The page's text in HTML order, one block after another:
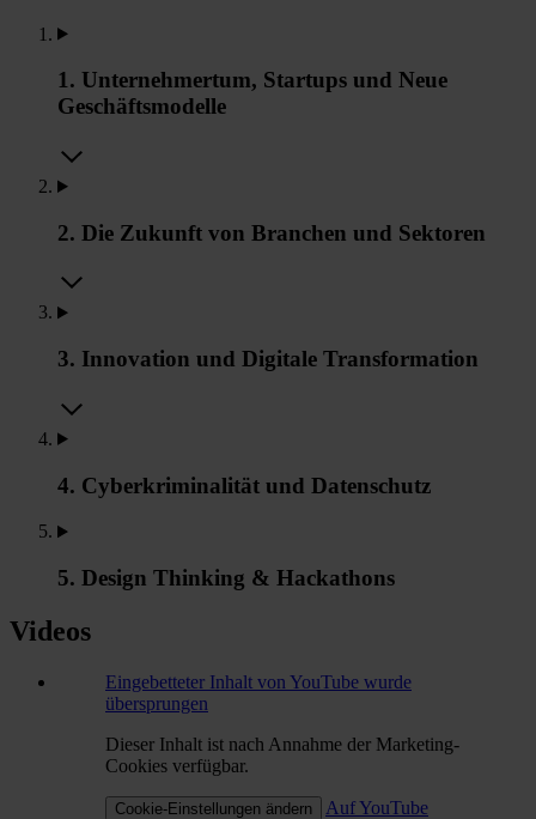
1. Unternehmertum, Startups und Neue
Geschäftsmodelle
2. Die Zukunft von Branchen und Sektoren
3. Innovation und Digitale Transformation
4. Cyberkriminalität und Datenschutz
5. Design Thinking & Hackathons
Videos
Eingebetteter Inhalt von YouTube wurde
übersprungen
Dieser Inhalt ist nach Annahme der Marketing-
Cookies verfügbar.
Cookie-Einstellungen ändern
Auf YouTube